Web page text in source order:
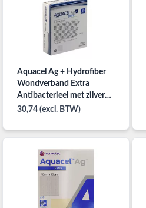
Aquacel Ag + Hydrofiber
Wondverband Extra
Antibacterieel met zilver
5cm x 5cm per 10ST
30,74 (excl. BTW)